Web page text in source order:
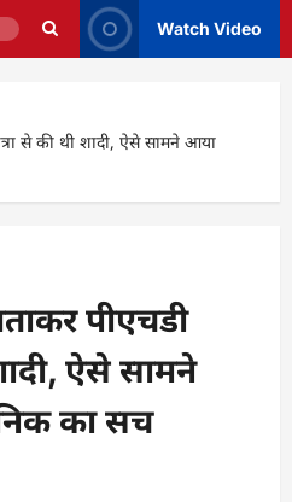
Watch Video
से की थी शादी, ऐसे सामने आया
पीएचडी
ऐसे सामने
का सच